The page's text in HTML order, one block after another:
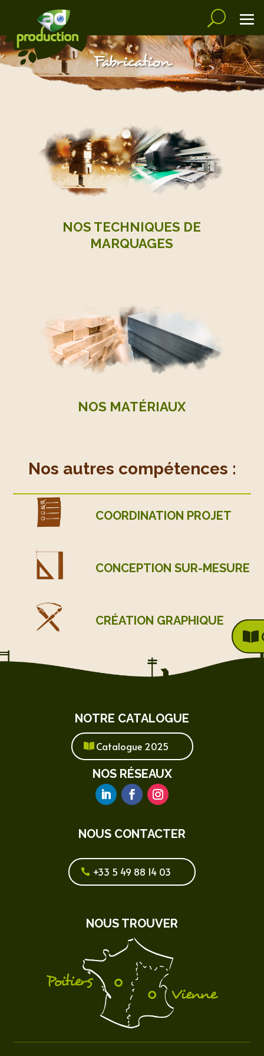
Fabrication
NOS TECHNIQUES DE
MARQUAGES
NOS MATÉRIAUX
Nos autres compétences :
COORDINATION PROJET
CONCEPTION SUR-MESURE
CRÉATION GRAPHIQUE
NOTRE CATALOGUE
Catalogue 2025
NOS RÉSEAUX
NOUS CONTACTER
+33 5 49 88 14 03
NOUS TROUVER